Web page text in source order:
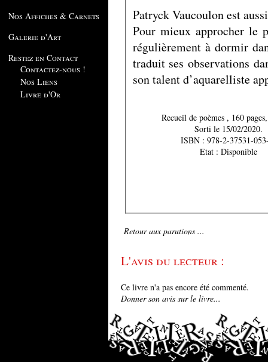
Nos Affiches & Carnets
Galerie d'Art
Restez en Contact
Contactez-nous !
Nos Liens
Livre d'Or
Patryck Vaucoulon est
Pour mieux approcher le
régulièrement à dormir
traduit ses observations
son talent d’aquarelliste
Recueil de poèmes ,
Sorti le 15/02/2020.
ISBN : 978-2-37531-
Etat : Disponible
Retour aux parutions ...
L'avis du lecteur :
Ce livre n'a pas encore été commenté.
Donner son avis sur le livre...